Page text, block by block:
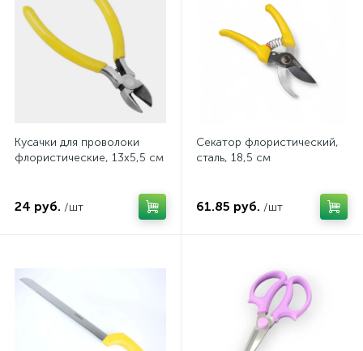
Кусачки для проволоки
флористические, 13х5,5 см
24 руб. /шт
Секатор флористический,
сталь, 18,5 см
61.85 руб. /шт